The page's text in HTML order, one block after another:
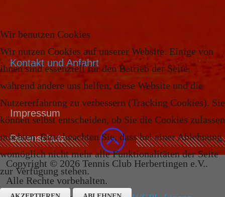
Kontakt und Anfahrt
Impressum
Datenschutz
Copyright © 2026 Tennis Club Herbertingen e.V..
Alle Rechte vorbehalten.
Wir benutzen Cookies
Wir nutzen Cookies auf unserer Website. Einige von
ihnen sind essenziell für den Betrieb der Seite,
während andere uns helfen, diese Website und die
Nutzererfahrung zu verbessern (Tracking Cookies). Sie
können selbst entscheiden, ob Sie die Cookies zulassen
möchten. Bitte beachten Sie, dass bei einer Ablehnung
womöglich nicht mehr alle Funktionalitäten der Seite
zur Verfügung stehen.